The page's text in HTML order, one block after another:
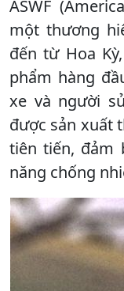
ASWF
một thương
đến từ Hoa
phẩm hàng
xe và người
được sản xuất
tiên tiến, đảm
năng chống